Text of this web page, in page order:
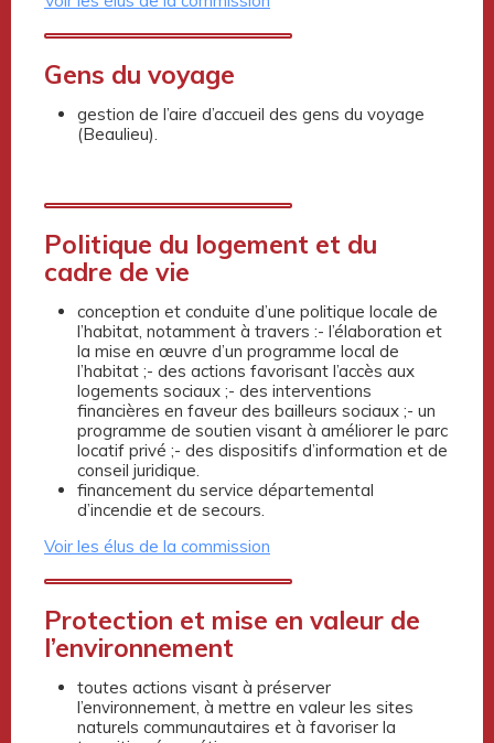
Gens du voyage
gestion de l’aire d’accueil des gens du voyage
(Beaulieu).
Politique du logement et du
cadre de vie
conception et conduite d’une politique locale de
l’habitat, notamment à travers :- l’élaboration et
la mise en œuvre d’un programme local de
l’habitat ;- des actions favorisant l’accès aux
logements sociaux ;- des interventions
financières en faveur des bailleurs sociaux ;- un
programme de soutien visant à améliorer le parc
locatif privé ;- des dispositifs d’information et de
conseil juridique.
financement du service départemental
d’incendie et de secours.
Voir les élus de la commission
Protection et mise en valeur de
l’environnement
toutes actions visant à préserver
l’environnement, à mettre en valeur les sites
naturels communautaires et à favoriser la